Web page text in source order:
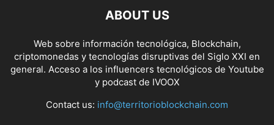
ABOUT US
Web sobre información tecnológica, Blockchain,
criptomonedas y tecnologías disruptivas del Siglo XXI en
general. Acceso a los influencers tecnológicos de Youtube
y podcast de IVOOX
Contact us: info@territorioblockchain.com